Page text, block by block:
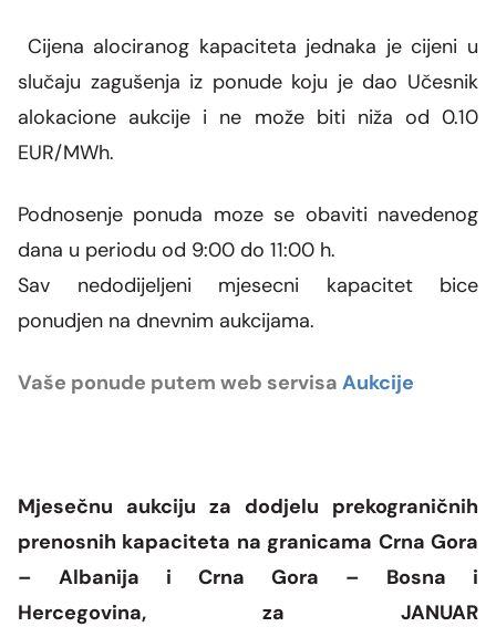
Cijena alociranog kapaciteta jednaka je cijeni u
slučaju zagušenja iz ponude koju je dao Učesnik
alokacione aukcije i ne može biti niža od 0.10
EUR/MWh.
Podnosenje ponuda moze se obaviti navedenog
dana u periodu od 9:00 do 11:00 h.
Sav nedodijeljeni mjesecni kapacitet bice
ponudjen na dnevnim aukcijama.
Vaše ponude putem web servisa Aukcije
Mjesečnu aukciju za dodjelu prekograničnih
prenosnih kapaciteta na granicama Crna Gora
– Albanija i Crna Gora – Bosna i
Hercegovina, za JANUAR